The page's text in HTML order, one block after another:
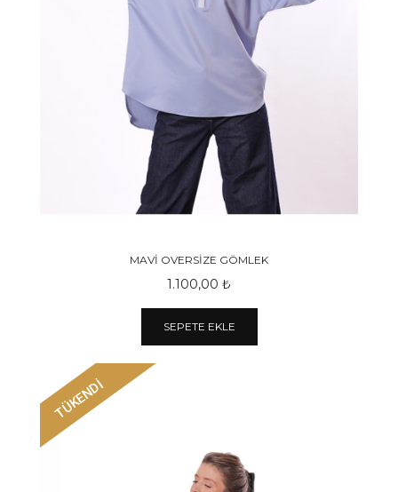
MAVİ OVERSİZE GÖMLEK
1.100,00 ₺
SEPETE EKLE
TÜKENDİ